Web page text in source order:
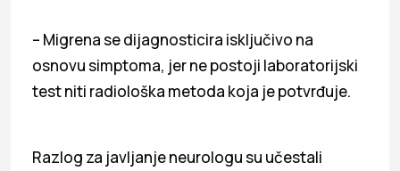
– Migrena se dijagnosticira isključivo na
osnovu simptoma, jer ne postoji laboratorijski
test niti radiološka metoda koja je potvrđuje.
Razlog za javljanje neurologu su učestali